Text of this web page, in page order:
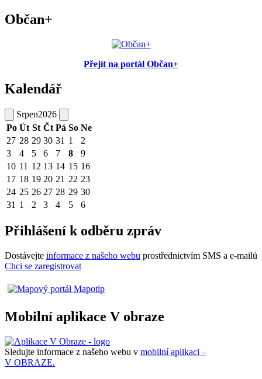
Občan+
Přejít na portál Občan+
Kalendář
Srpen2026
Po Út St Čt Pá So Ne
27 28 29 30 31 1
2
3
4 5 6 7 8
9
10 11 12 13 14 15 16
17 18 19 20 21 22 23
24 25 26 27 28 29 30
31 1 2 3 4 5 6
Přihlášení k odběru zpráv
Dostávejte informace z našeho webu prostřednictvím SMS a e-mailů
Chci se zaregistrovat
Mobilní aplikace V obraze
Sledujte informace z našeho webu v mobilní aplikaci –
V OBRAZE.